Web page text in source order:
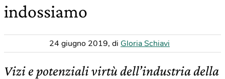
indossiamo
24 giugno 2019, di Gloria Schiavi
Vizi e potenziali virtù dell’industria della